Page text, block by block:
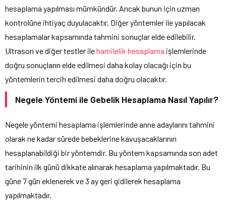
hesaplama yapılması mümkündür. Ancak bunun için uzman
kontrolüne ihtiyaç duyulacaktır. Diğer yöntemler ile yapılacak
hesaplamalar kapsamında tahmini sonuçlar elde edilebilir.
Ultrason ve diğer testler ilehamilelik hesaplama işlemlerinde
doğru sonuçların elde edilmesi daha kolay olacağı için bu
yöntemlerin tercih edilmesi daha doğru olacaktır.
Negele Yöntemi ile Gebelik Hesaplama Nasıl Yapılır?
Negele yöntemi hesaplama işlemlerinde anne adaylarını tahmini
olarak ne kadar sürede bebeklerine kavuşacaklarının
hesaplanabildiği bir yöntemdir. Bu yöntem kapsamında son adet
tarihinin ilk günü dikkate alınarak hesaplama yapılmaktadır. Bu
güne 7 gün eklenerek ve 3 ay geri gidilerek hesaplama
yapılmaktadır.